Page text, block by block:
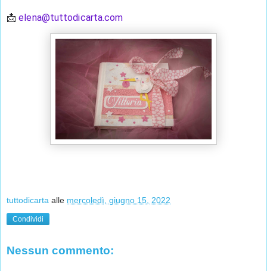
📩 elena@tuttodicarta.com
tuttodicarta alle mercoledì, giugno 15, 2022
Condividi
Nessun commento: